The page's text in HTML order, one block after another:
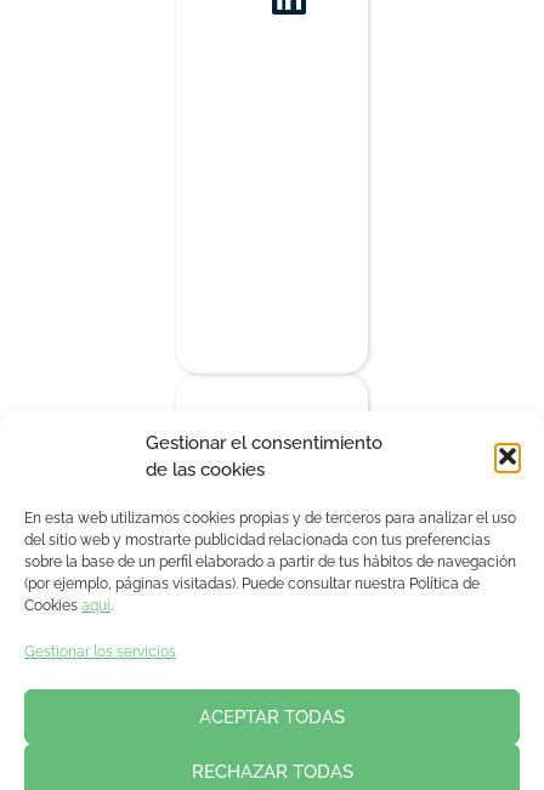
Gestionar el consentimiento
de las cookies
En esta web utilizamos cookies propias y de terceros para analizar el uso
del sitio web y mostrarte publicidad relacionada con tus preferencias
sobre la base de un perfil elaborado a partir de tus hábitos de navegación
(por ejemplo, páginas visitadas). Puede consultar nuestra Política de
Cookies aquí.
Gestionar los servicios
ACEPTAR TODAS
RECHAZAR TODAS